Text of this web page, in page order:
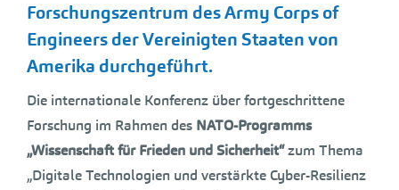
Forschungszentrumdes Army Corps of
Engineersder Vereinigten Staaten von
Amerika durchgeführt.
Die internationale Konferenz über fortgeschrittene
Forschung im Rahmen des NATO-Programms
„Wissenschaft für Frieden und Sicherheit“zum Thema
„Digitale Technologien und verstärkte Cyber-Resilienz